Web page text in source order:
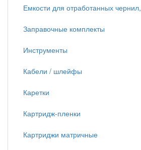
Емкости для отработанных чернил,
Заправочные комплекты
Инструменты
Кабели / шлейфы
Каретки
Картридж-пленки
Картриджи матричные